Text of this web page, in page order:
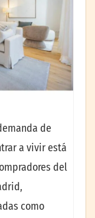
de
a vivir está
del
como